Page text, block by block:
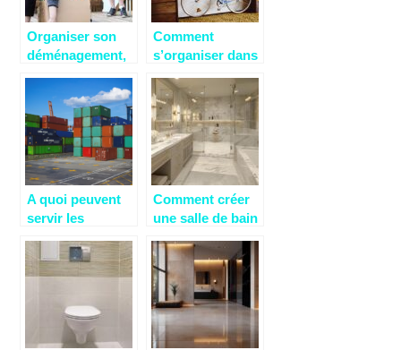
Organiser son
déménagement,
pas oublier.
Comment
s’organiser dans
A quoi peuvent
servir les
stockage a louer
?
Comment créer
une salle de bain
matériaux et
astuces de
design